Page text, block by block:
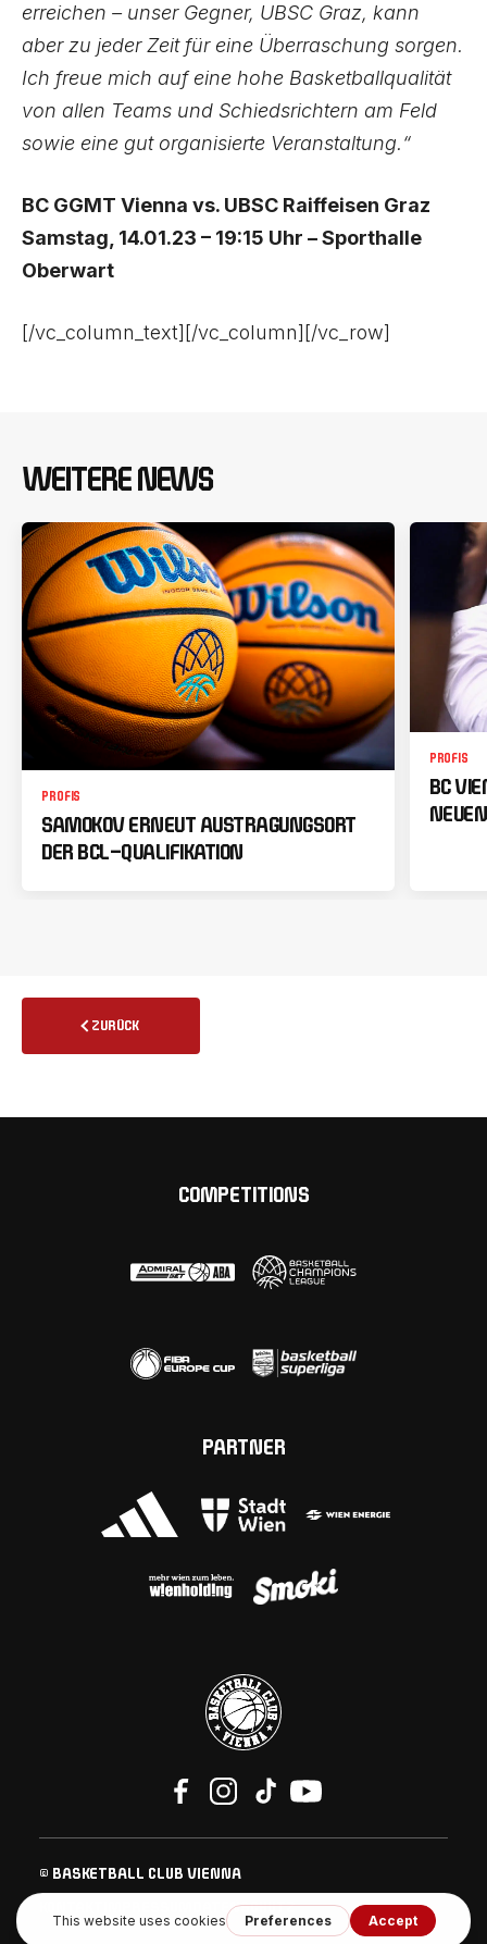
erreichen – unser Gegner, UBSC Graz, kann
aber zu jeder Zeit für eine Überraschung sorgen.
Ich freue mich auf eine hohe Basketballqualität
von allen Teams und Schiedsrichtern am Feld
sowie eine gut organisierte Veranstaltung.“
BC GGMT Vienna vs. UBSC Raiffeisen Graz
Samstag, 14.01.23 – 19:15 Uhr – Sporthalle
Oberwart
[/vc_column_text][/vc_column][/vc_row]
WEITERE NEWS
PROFIS
SAMOKOV ERNEUT AUSTRAGUNGSORT
DER BCL-QUALIFIKATION
PROFIS
BC
ZURÜCK
COMPETITIONS
PARTNER
© BASKETBALL CLUB VIENNA
DATENSCHUTZ